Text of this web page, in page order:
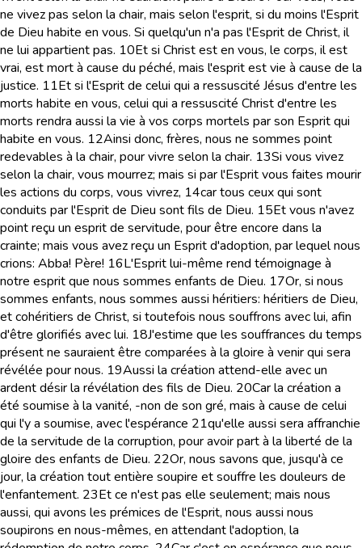
ne vivez pas selon la chair, mais selon l'esprit, si du moins l'Esprit
de Dieu habite en vous. Si quelqu'un n'a pas l'Esprit de Christ, il
ne lui appartient pas. 10Et si Christ est en vous, le corps, il est
vrai, est mort à cause du péché, mais l'esprit est vie à cause de la
justice. 11Et si l'Esprit de celui qui a ressuscité Jésus d'entre les
morts habite en vous, celui qui a ressuscité Christ d'entre les
morts rendra aussi la vie à vos corps mortels par son Esprit qui
habite en vous. 12Ainsi donc, frères, nous ne sommes point
redevables à la chair, pour vivre selon la chair. 13Si vous vivez
selon la chair, vous mourrez; mais si par l'Esprit vous faites mourir
les actions du corps, vous vivrez, 14car tous ceux qui sont
conduits par l'Esprit de Dieu sont fils de Dieu. 15Et vous n'avez
point reçu un esprit de servitude, pour être encore dans la
crainte; mais vous avez reçu un Esprit d'adoption, par lequel nous
crions: Abba! Père! 16L'Esprit lui-même rend témoignage à
notre esprit que nous sommes enfants de Dieu. 17Or, si nous
sommes enfants, nous sommes aussi héritiers: héritiers de Dieu,
et cohéritiers de Christ, si toutefois nous souffrons avec lui, afin
d'être glorifiés avec lui. 18J'estime que les souffrances du temps
présent ne sauraient être comparées à la gloire à venir qui sera
révélée pour nous. 19Aussi la création attend-elle avec un
ardent désir la révélation des fils de Dieu. 20Car la création a
été soumise à la vanité, -non de son gré, mais à cause de celui
qui l'y a soumise, avec l'espérance 21qu'elle aussi sera affranchie
de la servitude de la corruption, pour avoir part à la liberté de la
gloire des enfants de Dieu. 22Or, nous savons que, jusqu'à ce
jour, la création tout entière soupire et souffre les douleurs de
l'enfantement. 23Et ce n'est pas elle seulement; mais nous
aussi, qui avons les prémices de l'Esprit, nous aussi nous
soupirons en nous-mêmes, en attendant l'adoption, la